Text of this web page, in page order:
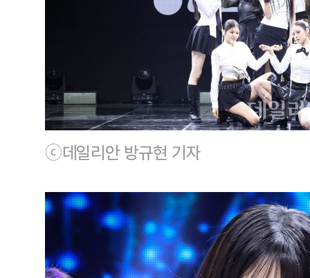
ⓒ데일리안 방규현 기자